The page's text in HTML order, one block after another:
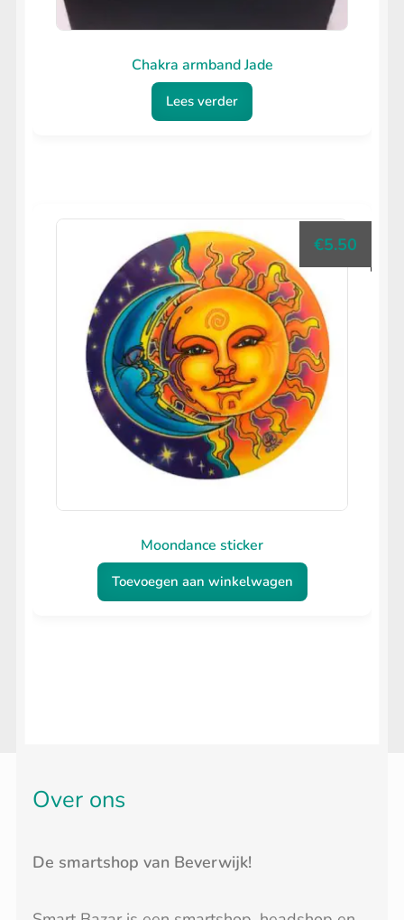
Chakra armband Jade
Lees verder
Moondance sticker
€5.50
Toevoegen aan winkelwagen
Over ons
De smartshop van Beverwijk!